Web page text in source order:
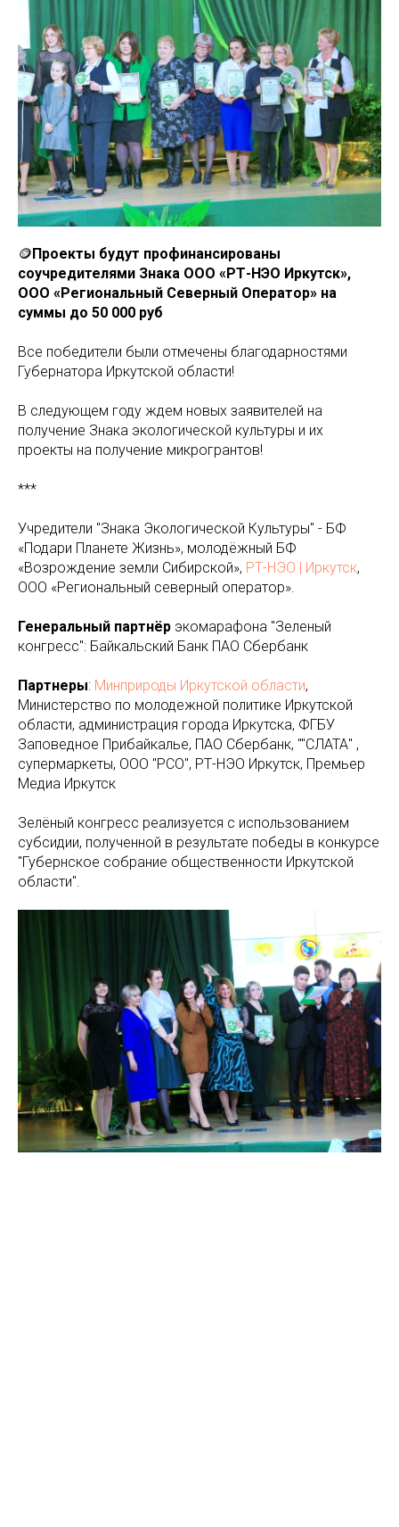
🪙Проекты будут профинансированы
соучредителями Знака ООО «РТ-НЭО Иркутск»,
ООО «Региональный Северный Оператор» на
суммы до 50 000 руб
Все победители были отмечены благодарностями
Губернатора Иркутской области!
В следующем году ждем новых заявителей на
получение Знака экологической культуры и их
проекты на получение микрогрантов!
***
Учредители "Знака Экологической Культуры" - БФ
«Подари Планете Жизнь», молодёжный БФ
«Возрождение земли Сибирской», РТ-НЭО | Иркутск,
ООО «Региональный северный оператор».
Генеральный партнёр экомарафона "Зеленый
конгресс": Байкальский Банк ПАО Сбербанк
Партнеры: Минприроды Иркутской области,
Министерство по молодежной политике Иркутской
области, администрация города Иркутска, ФГБУ
Заповедное Прибайкалье, ПАО Сбербанк, ""СЛАТА" ,
супермаркеты, ООО "РСО", РТ-НЭО Иркутск, Премьер
Медиа Иркутск
Зелёный конгресс реализуется с использованием
субсидии, полученной в результате победы в конкурсе
"Губернское собрание общественности Иркутской
области".